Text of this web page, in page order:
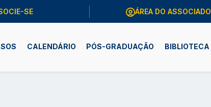
SE ÁREA DO ASSOCIADO
CALENDÁRIO PÓS-GRADUAÇÃO BIBLIOTECA